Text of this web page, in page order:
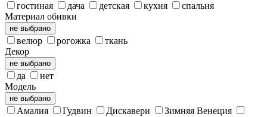
гостиная дача детская кухня
спальня
Материал обивки
не выбрано
велюр рогожка
ткань
Декор
не выбрано
да
нет
Модель
не выбрано
Амалия Гудвин Дискавери
Зимняя Венеция